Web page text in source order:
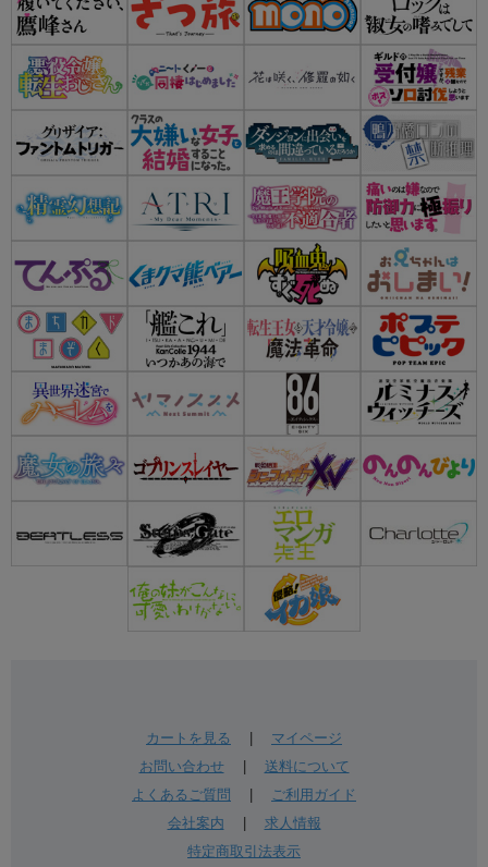
カートを見る
マイページ
お問い合わせ| 送料について
よくあるご質問
ご利用ガイド
会社案内
求人情報
特定商取引法表示